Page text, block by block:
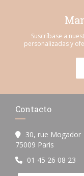
Suscríbase a
personalizadas y
Contacto
30, rue Mogador
75009 Paris
01 45 26 08 23